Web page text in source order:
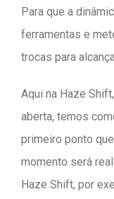
Para que a
ferramentas e
trocas para
Aqui na Haze
aberta, temos
primeiro ponto
momento será
Haze Shift, por